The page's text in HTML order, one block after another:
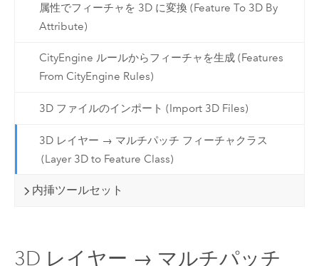
属性でフィーチャを 3D に変換 (Feature To 3D By
Attribute)
CityEngine ルールからフィーチャを生成 (Features
From CityEngine Rules)
3D ファイルのインポート (Import 3D Files)
3D レイヤー → マルチパッチ フィーチャクラス
(Layer 3D to Feature Class)
内挿ツールセット
3D レイヤー → マルチパッチ